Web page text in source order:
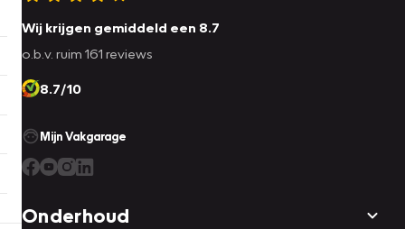
Wij krijgen gemiddeld een 8.7
o.b.v. ruim 161 reviews
8.7/10
Mijn Vakgarage
Onderhoud